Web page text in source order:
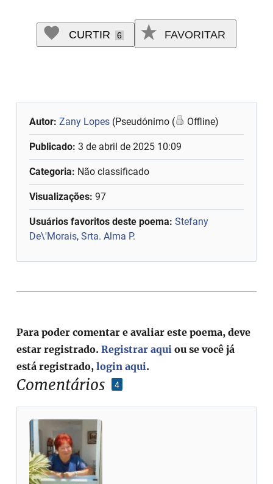
CURTIR 6 FAVORITAR
Autor:Zany Lopes (Pseudónimo ( Offline)
Publicado:3 de abril de 2025 10:09
Categoria: Não classificado
Visualizações: 97
Usuários favoritos deste poema: Stefany
De\'Morais,Srta. Alma P.
Comentários 4
Para poder comentar e avaliar este poema, deve
estar registrado.Registrar aqui ou se você já
está registrado,login aqui.